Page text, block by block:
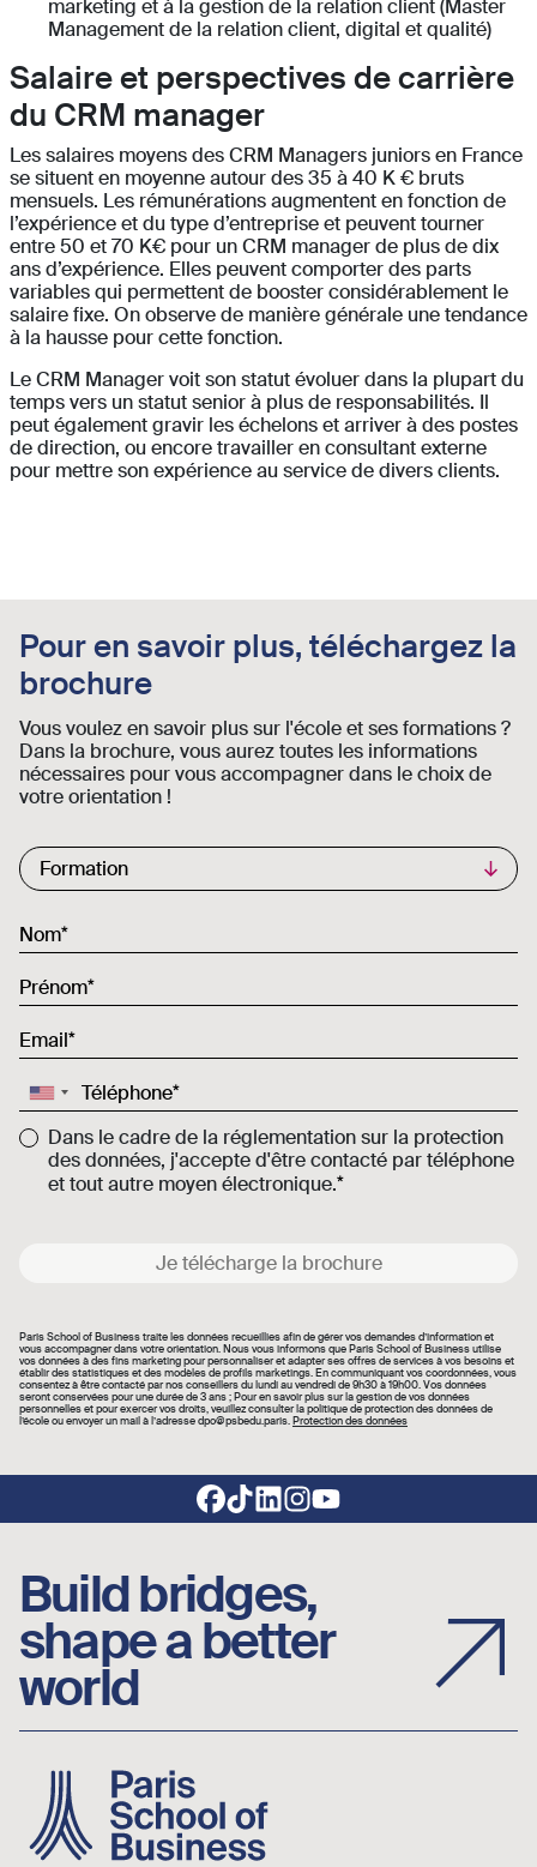
marketing et à la gestion de la relation client (Master
Management de la relation client, digital et qualité)
Salaire et perspectives de carrière
du CRM manager
Les salaires moyens des CRM Managers juniors en France
se situent en moyenne autour des 35 à 40 K € bruts
mensuels. Les rémunérations augmentent en fonction de
l’expérience et du type d’entreprise et peuvent tourner
entre 50 et 70 K€ pour un CRM manager de plus de dix
ans d’expérience. Elles peuvent comporter des parts
variables qui permettent de booster considérablement le
salaire fixe. On observe de manière générale une tendance
à la hausse pour cette fonction.
Le CRM Manager voit son statut évoluer dans la plupart du
temps vers un statut senior à plus de responsabilités. Il
peut également gravir les échelons et arriver à des postes
de direction, ou encore travailler en consultant externe
pour mettre son expérience au service de divers clients.
Pour en savoir plus, téléchargez la
brochure
Vous voulez en savoir plus sur l'école et ses formations ?
Dans la brochure, vous aurez toutes les informations
nécessaires pour vous accompagner dans le choix de
votre orientation !
Commercial List
Formation
Nom
Prénom
Email
Téléphone
Dans le cadre de la réglementation sur la protection
des données, j'accepte d'être contacté par téléphone
et tout autre moyen électronique.
Je télécharge la brochure
Paris School of Business traite les données recueillies afin de gérer vos demandes d’information et
vous accompagner dans votre orientation. Nous vous informons que Paris School of Business utilise
vos données à des fins marketing pour personnaliser et adapter ses offres de services à vos besoins et
établir des statistiques et des modèles de profils marketings. En communiquant vos coordonnées, vous
consentez à être contacté par nos conseillers du lundi au vendredi de 9h30 à 19h00. Vos données
seront conservées pour une durée de 3 ans ; Pour en savoir plus sur la gestion de vos données
personnelles et pour exercer vos droits, veuillez consulter la politique de protection des données de
l’école ou envoyer un mail à l’adresse dpo@psbedu.paris.Protection des données
Footer social links
Build bridges,
shape a better
world
Image